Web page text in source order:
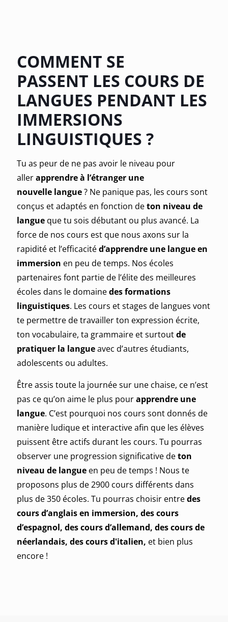
COMMENT SE
PASSENT LES COURS DE
LANGUES PENDANT LES
IMMERSIONS
LINGUISTIQUES ?
Tu as peur de ne pas avoir le niveau pour
allerapprendre à l’étranger une
nouvelle langue? Ne panique pas, les cours sont
conçus et adaptés en fonction deton niveau de
langue que tu sois débutant ou plus avancé. La
force de nos cours est que nous axons sur la
rapidité et l’efficacitéd’apprendre une langue en
immersion en peu de temps. Nos écoles
partenaires font partie de l’élite des meilleures
écoles dans le domainedes formations
linguistiques. Les cours et stages de langues vont
te permettre de travailler ton expression écrite,
ton vocabulaire, ta grammaire et surtoutde
pratiquer la langueavec d’autres étudiants,
adolescents ou adultes.
Être assis toute la journée sur une chaise, ce n’est
pas ce qu’on aime le plus pourapprendre une
langue. C’est pourquoi nos cours sont donnés de
manière ludique et interactive afin que les élèves
puissent être actifs durant les cours. Tu pourras
observer une progression significative deton
niveau de langue en peu de temps ! Nous te
proposons plus de 2900 cours différents dans
plus de 350 écoles. Tu pourras choisir entredes
cours d’anglais en immersion, des cours
d’espagnol, des cours d’allemand, des cours de
néerlandais, des cours d'italien, et bien plus
encore !